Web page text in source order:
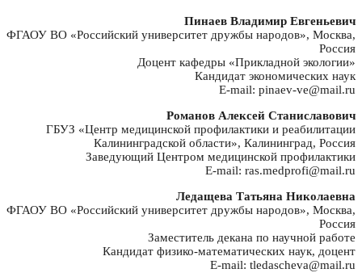
Пинаев Владимир Евгеньевич
ФГАОУ ВО «Российский университет дружбы народов», Москва,
Россия
Доцент кафедры «Прикладной экологии»
Кандидат экономических наук
E-mail: pinaev-ve@mail.ru
Романов Алексей Станиславович
ГБУЗ «Центр медицинской профилактики и реабилитации
Калининградской области», Калининград, Россия
Заведующий Центром медицинской профилактики
E-mail: ras.medprofi@mail.ru
Ледащева Татьяна Николаевна
ФГАОУ ВО «Российский университет дружбы народов», Москва,
Россия
Заместитель декана по научной работе
Кандидат физико-математических наук, доцент
E-mail: tledascheva@mail.ru